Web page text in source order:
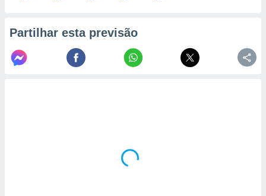
Partilhar esta previsão